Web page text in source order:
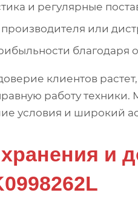
и регулярные
или
благодаря
клиентов
работу техники.
условия и широкий
и